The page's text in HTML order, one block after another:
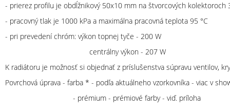
- prierez profilu je obdĺžnikový 50x10 mm na štvorcových kolektoroch
- pracovný tlak je 1000 kPa a maximálna pracovná teplota 95 °C
- pri prevedení chróm: výkon topnej tyče - 200 W
centrálny výkon - 207 W
K radiátoru je možnosť si objednať z príslušenstva súpravu ventilov,
Povrchová úprava - farba * - podľa aktuálneho vzorkovníka - viac v
- prémium - prémiové farby - viď. príloha